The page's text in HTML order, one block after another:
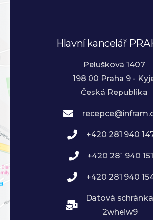
Hlavní kancelář
Pelušková 1407
198 00 Praha 9 -
Česká Republika
+420 281 940
+420 281 940 151
+420 281 940
Datová
2wheiw9